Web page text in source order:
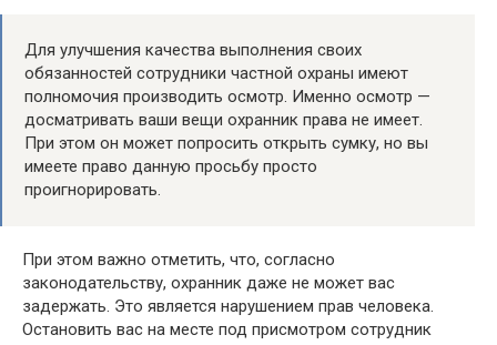
Для улучшения качества выполнения своих
обязанностей сотрудники частной охраны имеют
полномочия производить осмотр. Именно осмотр —
досматривать ваши вещи охранник права не имеет.
При этом он может попросить открыть сумку, но вы
имеете право данную просьбу просто
проигнорировать.
При этом важно отметить, что, согласно
законодательству, охранник даже не может вас
задержать. Это является нарушением прав человека.
Остановить вас на месте под присмотром сотрудник